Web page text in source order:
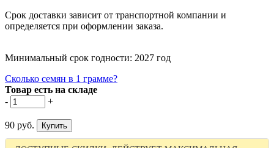
Срок доставки зависит от транспортной компании и
определяется при оформлении заказа.
Минимальный срок годности: 2027 год
Сколько семян в 1 грамме?
Товар есть на складе
-
+
90 руб.